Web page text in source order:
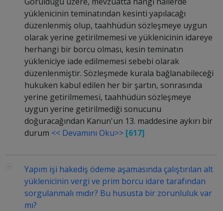
yüklenicinin teminatından kesinti yapılacağı
düzenlenmiş olup, taahhüdün sözleşmeye uygun
olarak yerine getirilmemesi ve yüklenicinin idareye
herhangi bir borcu olması, kesin teminatın
yükleniciye iade edilmemesi sebebi olarak
düzenlenmiştir. Sözleşmede kurala bağlanabileceği
hukuken kabul edilen her bir şartın, sonrasında
yerine getirilmemesi, taahhüdün sözleşmeye
uygun yerine getirilmediği sonucunu
doğuracağından Kanun'un 13. maddesine aykırı bir
durum << Devamını Oku>> [617]
Yapım işi hakediş ödeme aşamasında çalıştırılan alt
yüklenicinin vergi ve prim borcu idare tarafından
sorgulanmalı mıdır? Bu hususta bir zorunluluk var
mı?